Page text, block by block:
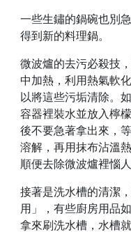
一些生鏽的鍋碗也別
得到新的料理鍋。
微波爐的去污必殺技
中加熱，利用熱氣軟
以將這些污垢清除。
容器裡裝水並放入檸
後不要急著拿出來，
溶解，再用抹布沾溫
順便去除微波爐裡惱人
接著是洗水槽的清潔
用」，有些廚房用品
拿來刷洗水槽，水槽